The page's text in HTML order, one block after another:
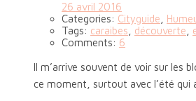
26 avril 2016
Categories: Cityguide
Tags: caraibes découverte
Comments: 6
Il m’arrive souvent de voir sur les
ce moment, surtout avec l’été qui